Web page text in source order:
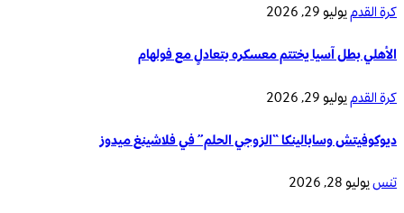
كرة القدميوليو 29, 2026
الأهلي بطل آسيا يختتم معسكره بتعادلٍ مع فولهام
كرة القدميوليو 29, 2026
ديوكوفيتش وسابالينكا “الزوجي الحلم” في فلاشينغ ميدوز
تنسيوليو 28, 2026